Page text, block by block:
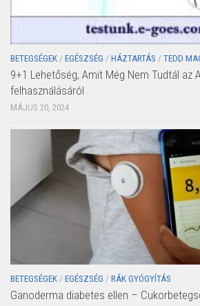
BETEGSÉGEK / EGÉSZSÉG / HÁZTARTÁS / TEDD
9+1 Lehetőség, Amit Még Nem Tudtál az
felhasználásáról
MÁJUS 20, 2024
BETEGSÉGEK / EGÉSZSÉG / RÁK GYÓGYÍTÁS
Ganoderma diabetes ellen –